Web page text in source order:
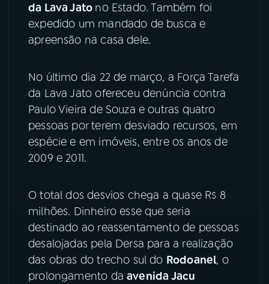
Instagram X
TikTok
da Lava Jato no Estado. Também foi
expedido um mandado de busca e
apreensão na casa dele.
No último dia 22 de março, a Força Tarefa
da Lava Jato ofereceu denúncia contra
Paulo Vieira de Souza e outras quatro
pessoas por terem desviado recursos, em
espécie e em imóveis, entre os anos de
2009 e 2011.
O total dos desvios chega a quase R$ 8
milhões. Dinheiro esse que seria
destinado ao reassentamento de pessoas
desalojadas pela Dersa para a realização
das obras do trecho sul do Rodoanel, o
prolongamento daavenida Jacu